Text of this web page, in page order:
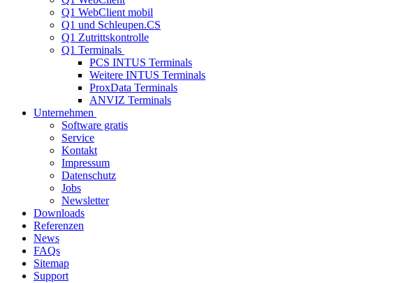
Q1 WebClient mobil
Q1 und Schleupen.CS
Q1 Zutrittskontrolle
Q1 Terminals
PCS INTUS Terminals
Weitere INTUS Terminals
ProxData Terminals
ANVIZ Terminals
Unternehmen
Software gratis
Service
Kontakt
Impressum
Datenschutz
Jobs
Newsletter
Downloads
Referenzen
News
FAQs
Sitemap
Support